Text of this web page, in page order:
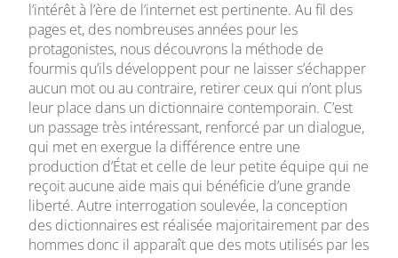
l’intérêt à l’ère de l’internet est pertinente. Au fil des
pages et, des nombreuses années pour les
protagonistes, nous découvrons la méthode de
fourmis qu’ils développent pour ne laisser s’échapper
aucun mot ou au contraire, retirer ceux qui n’ont plus
leur place dans un dictionnaire contemporain. C’est
un passage très intéressant, renforcé par un dialogue,
qui met en exergue la différence entre une
production d’État et celle de leur petite équipe qui ne
reçoit aucune aide mais qui bénéficie d’une grande
liberté. Autre interrogation soulevée, la conception
des dictionnaires est réalisée majoritairement par des
hommes donc il apparaît que des mots utilisés par les